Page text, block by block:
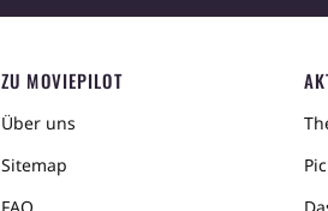
ZU MOVIEPILOT
Über uns
Sitemap